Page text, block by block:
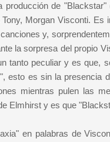
de
Morgan Visconti. Es
y,
la sorpresa del propio
tanto peculiar y es que,
esto es sin la presencia
mientras pulen las
Elmhirst y es que
en palabras de